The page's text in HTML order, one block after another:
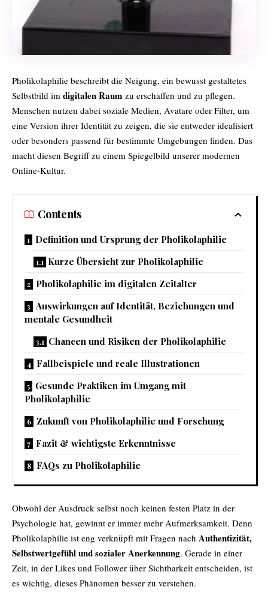
Pholikolaphilie beschreibt die Neigung, ein bewusst gestaltetes
Selbstbild im digitalen Raum zu erschaffen und zu pflegen.
Menschen nutzen dabei soziale Medien, Avatare oder Filter, um
eine Version ihrer Identität zu zeigen, die sie entweder idealisiert
oder besonders passend für bestimmte Umgebungen finden. Das
macht diesen Begriff zu einem Spiegelbild unserer modernen
Online-Kultur.
Contents
Definition und Ursprung der Pholikolaphilie
Kurze Übersicht zur Pholikolaphilie
Pholikolaphilie im digitalen Zeitalter
Auswirkungen auf Identität, Beziehungen und
mentale Gesundheit
Chancen und Risiken der Pholikolaphilie
Fallbeispiele und reale Illustrationen
Gesunde Praktiken im Umgang mit
Pholikolaphilie
Zukunft von Pholikolaphilie und Forschung
Fazit & wichtigste Erkenntnisse
FAQs zu Pholikolaphilie
Obwohl der Ausdruck selbst noch keinen festen Platz in der
Psychologie hat, gewinnt er immer mehr Aufmerksamkeit. Denn
Pholikolaphilie ist eng verknüpft mit Fragen nach Authentizität,
Selbstwertgefühl und sozialer Anerkennung. Gerade in einer
Zeit, in der Likes und Follower über Sichtbarkeit entscheiden, ist
es wichtig, dieses Phänomen besser zu verstehen.